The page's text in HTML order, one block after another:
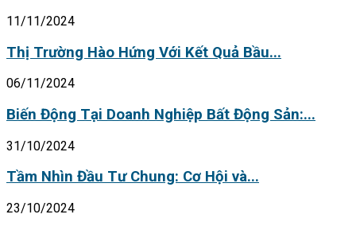
11/11/2024
Thị Trường Hào Hứng Với Kết Quả Bầu...
06/11/2024
Biến Động Tại Doanh Nghiệp Bất Động Sản:...
31/10/2024
Tầm Nhìn Đầu Tư Chung: Cơ Hội và...
23/10/2024